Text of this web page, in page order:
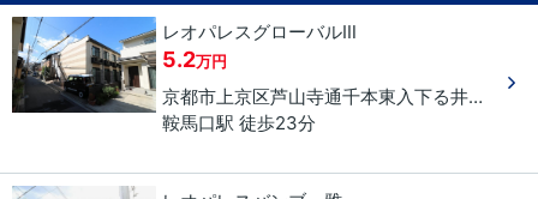
レオパレスグローバルⅢ
5.2万円
京都市上京区芦山寺通千本東入下る井田町
９
鞍馬口駅 徒歩23分